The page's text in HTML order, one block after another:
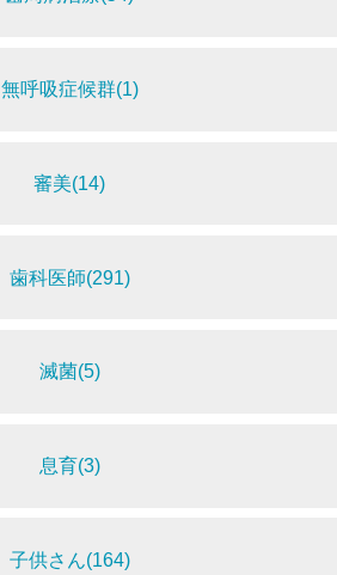
無呼吸症候群(1)
審美(14)
歯科医師(291)
滅菌(5)
息育(3)
子供さん(164)